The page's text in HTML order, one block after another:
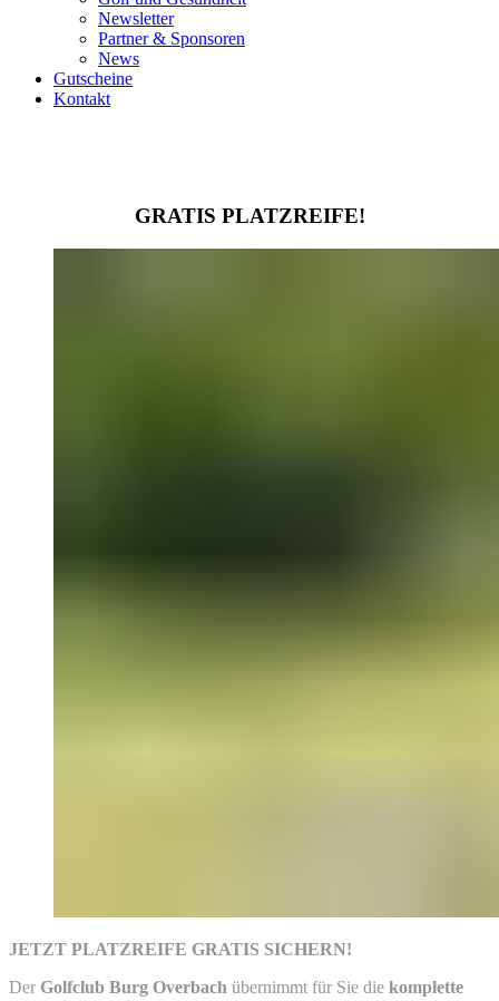
Newsletter
Partner & Sponsoren
News
Gutscheine
Kontakt
GRATIS PLATZREIFE!
JETZT PLATZREIFE GRATIS SICHERN!
Der Golfclub Burg Overbach übernimmt für Sie die komplette